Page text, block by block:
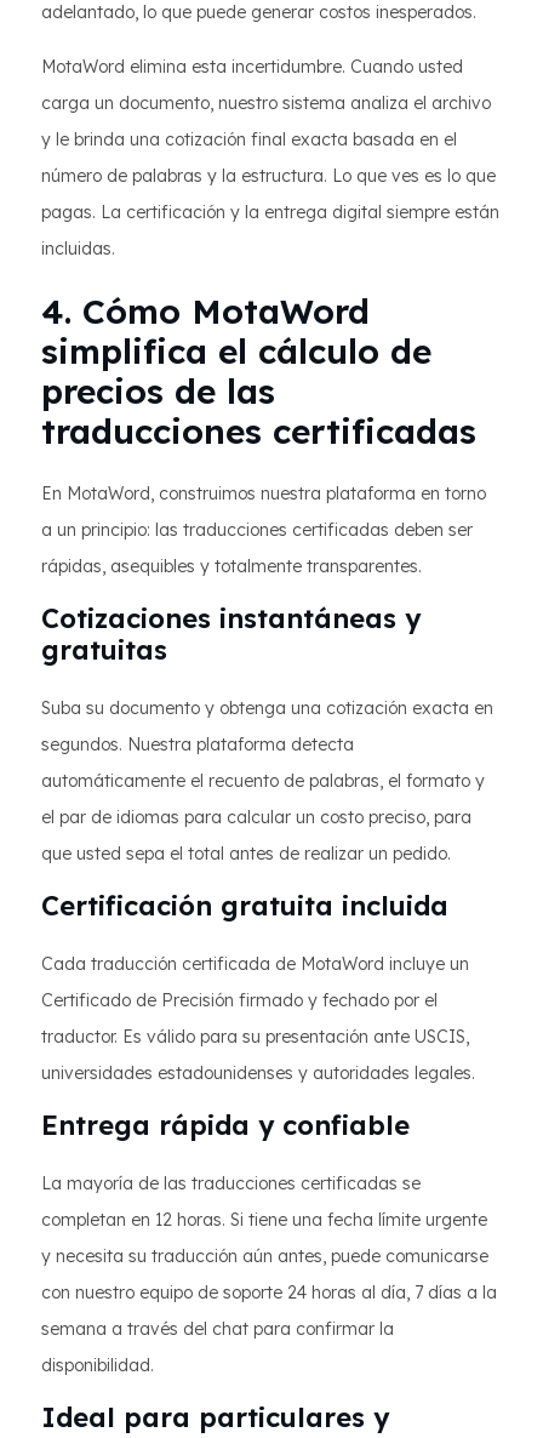
adelantado, lo que puede generar costos inesperados.
MotaWord elimina esta incertidumbre. Cuando usted
carga un documento, nuestro sistema analiza el archivo
y le brinda una cotización final exacta basada en el
número de palabras y la estructura. Lo que ves es lo que
pagas. La certificación y la entrega digital siempre están
incluidas.
4. Cómo MotaWord
simplifica el cálculo de
precios de las
traducciones certificadas
En MotaWord, construimos nuestra plataforma en torno
a un principio: las traducciones certificadas deben ser
rápidas, asequibles y totalmente transparentes.
Cotizaciones instantáneas y
gratuitas
Suba su documento y obtenga una cotización exacta en
segundos. Nuestra plataforma detecta
automáticamente el recuento de palabras, el formato y
el par de idiomas para calcular un costo preciso, para
que usted sepa el total antes de realizar un pedido.
Certificación gratuita incluida
Cada traducción certificada de MotaWord incluye un
Certificado de Precisión firmado y fechado por el
traductor. Es válido para su presentación ante USCIS,
universidades estadounidenses y autoridades legales.
Entrega rápida y confiable
La mayoría de las traducciones certificadas se
completan en 12 horas. Si tiene una fecha límite urgente
y necesita su traducción aún antes, puede comunicarse
con nuestro equipo de soporte 24 horas al día, 7 días a la
semana a través del chat para confirmar la
disponibilidad.
Ideal para particulares y